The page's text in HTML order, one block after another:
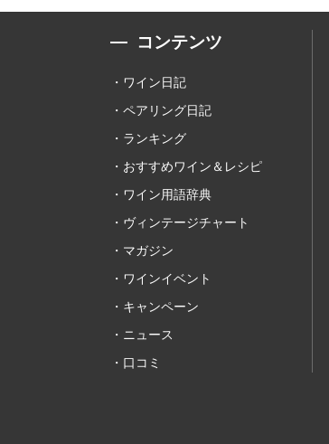
コンテンツ
ワイン日記
ペアリング日記
ランキング
おすすめワイン＆レシピ
ワイン用語辞典
ヴィンテージチャート
マガジン
ワインイベント
キャンペーン
ニュース
口コミ